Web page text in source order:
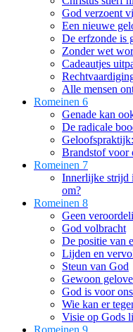
God verzoent
Een nieuwe
De erfzonde is
Zonder wet
Cadeautjes
Alle mensen
Romeinen 6
Genade kan
De radicale
Brandstof voor
Romeinen 7
Innerlijke strijd
om?
Romeinen 8
Geen
God volbracht
De positie van
Lijden en
Steun van God
Gewoon
God is voor ons
Wie kan er
Visie op Gods